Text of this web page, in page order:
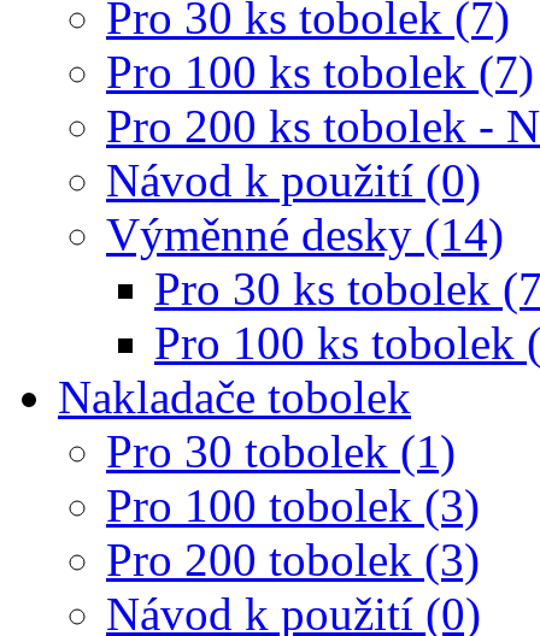
Pro 30 ks tobolek (7)
Pro 100 ks tobolek (7)
Pro 200 ks tobolek -
Návod k použití (0)
Výměnné desky (14)
Pro 30 ks tobolek
Pro 100 ks tobolek
Nakladače tobolek
Pro 30 tobolek (1)
Pro 100 tobolek (3)
Pro 200 tobolek (3)
Návod k použití (0)